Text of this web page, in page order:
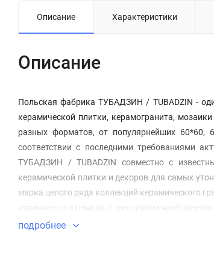
Описание Характеристики
Описание
Польская фабрика ТУБАДЗИН / TUBADZIN -
керамической плитки, керамогранита,
разных форматов, от популярнейших
соответствии с последними требованиями
ТУБАДЗИН / TUBADZIN совместно с
керамической плитки и декоров для самых
марка целого ряда коллекций керамического
коричневых оттенках, с текстурами наиболее
подробнее